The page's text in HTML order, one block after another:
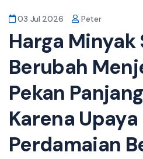
03 Jul 2026 Peter
Harga
Berubah
Pekan
Karena Upaya
Perdamaian